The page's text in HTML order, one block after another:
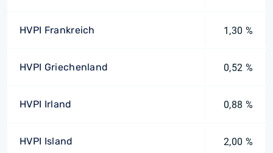
HVPI Frankreich 1,30 %
HVPI Griechenland 0,52 %
HVPI Irland 0,88 %
HVPI Island 2,00 %